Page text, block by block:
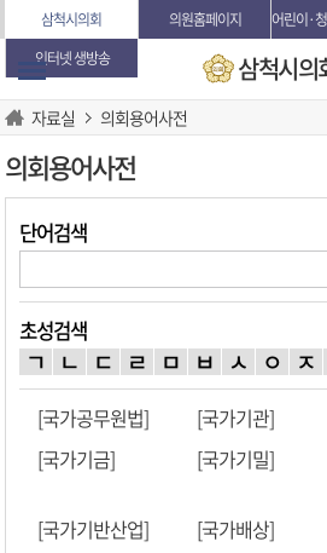
본문바로가기
삼척시의회 의원홈페이지 어린이·
인터넷 생방송
삼척시의
자료실 의회용어사전
의회용어사전
단어검색
초성검색
ㄱ ㄴ ㄷ ㄹ ㅁ ㅂ ㅅ ㅇ ㅈ
[국가공무원법] [국가기관]
[국가기금]
[국가기밀]
[국가기반산업]
[국가배상]